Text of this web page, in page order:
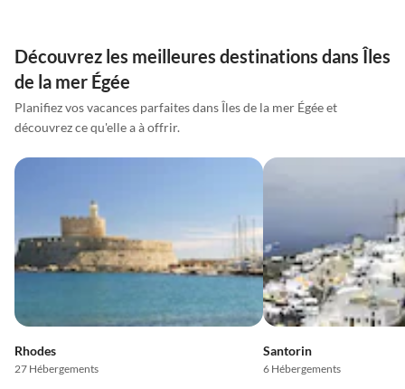
Découvrez les meilleures destinations dans Îles
de la mer Égée
Planifiez vos vacances parfaites dans Îles de la mer Égée et
découvrez ce qu'elle a à offrir.
Rhodes
27 Hébergements
Santorin
6 Hébergements